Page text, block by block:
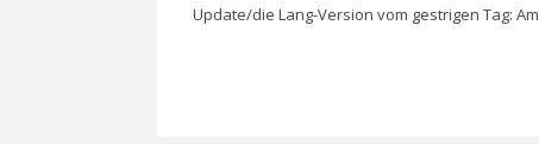
Update/die Lang-Version vom gestrigen Tag: